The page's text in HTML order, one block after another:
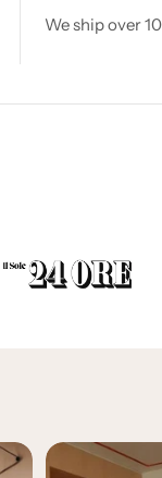
We ship over